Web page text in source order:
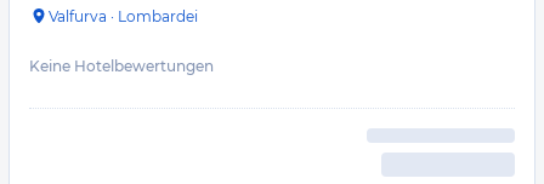
Valfurva · Lombardei
Keine Hotelbewertungen